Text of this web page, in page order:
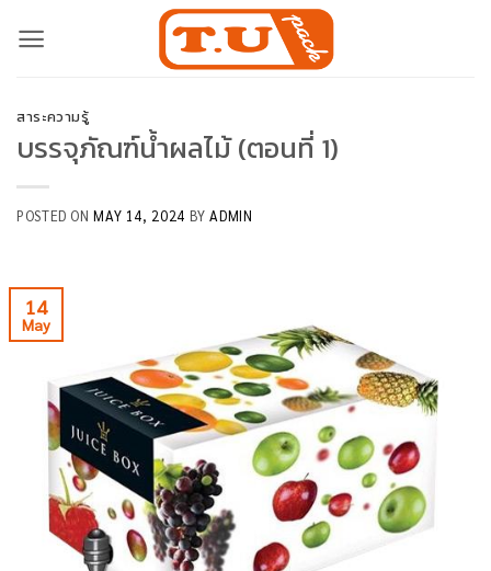
สาระความรู้
บรรจุภัณฑ์น้ำผลไม้ (ตอนที่ 1)
POSTED ONMAY 14, 2024 BYADMIN
14
May